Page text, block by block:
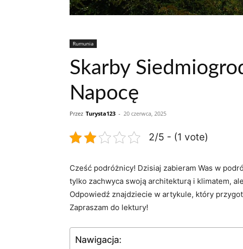
Rumunia
Skarby
Napocę
Przez Turysta123 - 20 czerwca, 2025
2/5 - (1 vote)
Cześć podróżnicy! Dzisiaj zabieram Was ⁤w
tylko zachwyca swoją architekturą i klimatem,
Odpowiedź znajdziecie w ⁢artykule, który
Zapraszam do lektury!
Nawigacja: